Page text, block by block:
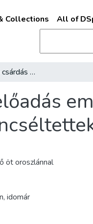
Collections All of
Oroszlán-szeliditő csárdás azon előadás emékeül, melyet a váczi hazafiak jelenlétökkel szerencséltettek /
öt oroszlánnal
, idomár